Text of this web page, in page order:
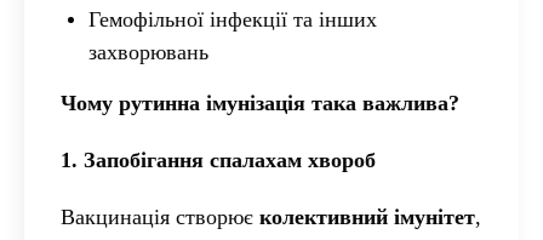
Гемофільної інфекції та інших
захворювань
Чому рутинна імунізація така важлива?
1. Запобігання спалахам хвороб
Вакцинація створює колективний імунітет,